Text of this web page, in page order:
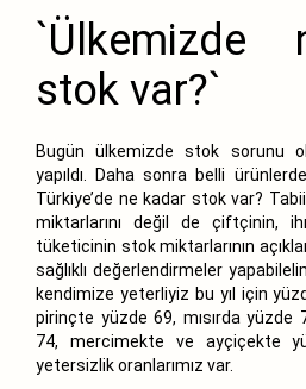
`Ülkemizde
stok var?`
Bugün ülkemizde stok sorunu
yapıldı. Daha sonra belli
Türkiye’de ne kadar stok var?
miktarlarını değil de çiftçinin,
tüketicinin stok miktarlarının
sağlıklı değerlendirmeler
kendimize yeterliyiz bu yıl için
pirinçte yüzde 69, mısırda yüzde
74, mercimekte ve ayçiçekte
yetersizlik oranlarımız var.